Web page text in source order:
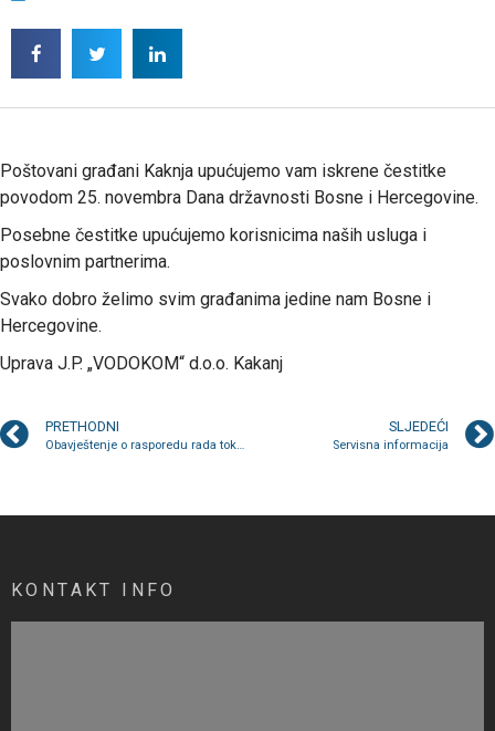
Poštovani građani Kaknja upućujemo vam iskrene čestitke
povodom 25. novembra Dana državnosti Bosne i Hercegovine.
Posebne čestitke upućujemo korisnicima naših usluga i
poslovnim partnerima.
Svako dobro želimo svim građanima jedine nam Bosne i
Hercegovine.
Uprava J.P. „VODOKOM“ d.o.o. Kakanj
PRETHODNI
Obavještenje o rasporedu rada tokom praznika 25. novembra
SLJEDEĆI
Servisna informacija
KONTAKT INFO